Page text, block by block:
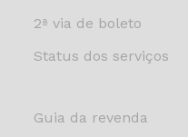
2ª via de boleto
Status dos serviços
Guia da revenda